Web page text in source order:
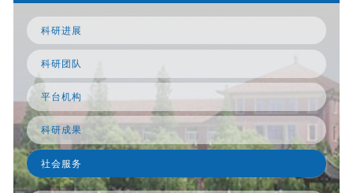
英文网站
科研进展
科研团队
平台机构
科研成果
社会服务